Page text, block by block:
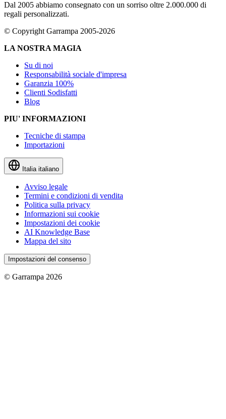
Dal 2005 abbiamo consegnato con un sorriso oltre 2.000.000 di
regali personalizzati.
© Copyright Garrampa 2005-2026
LA NOSTRA MAGIA
Su di noi
Responsabilità sociale d'impresa
Garanzia 100%
Clienti Sodisfatti
Blog
PIU' INFORMAZIONI
Tecniche di stampa
Importazioni
Italia italiano
Avviso legale
Termini e condizioni di vendita
Politica sulla privacy
Informazioni sui cookie
Impostazioni dei cookie
AI Knowledge Base
Mappa del sito
Impostazioni del consenso
© Garrampa 2026